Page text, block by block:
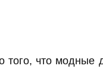
того, что модные